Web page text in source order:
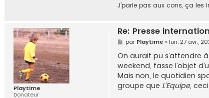
J’parle pas aux cons, ça les
Playtime
Donateur
Re: Presse
M
e
s
s
a
g
e
par Playtime » lun. 27 avr.,
On aurait pu s’attendre
weekend, fasse l’objet
Mais non, le quotidien
groupe que L’Equipe,